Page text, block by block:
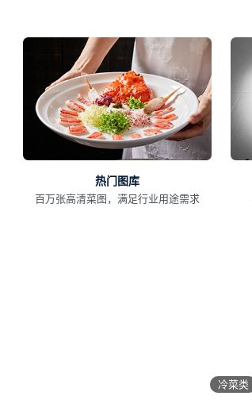
热门图库
百万张高清菜图，满足行业用途需求
冷菜类